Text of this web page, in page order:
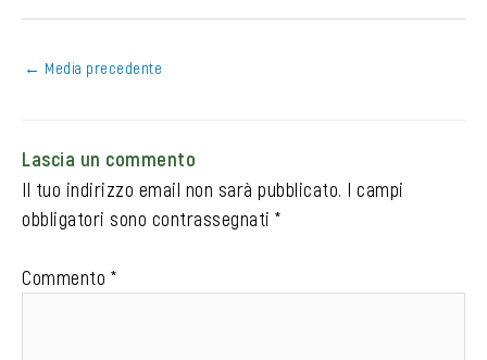
← Media precedente
Lascia un commento
Il tuo indirizzo email non sarà pubblicato. I campi
obbligatori sono contrassegnati *
Commento *